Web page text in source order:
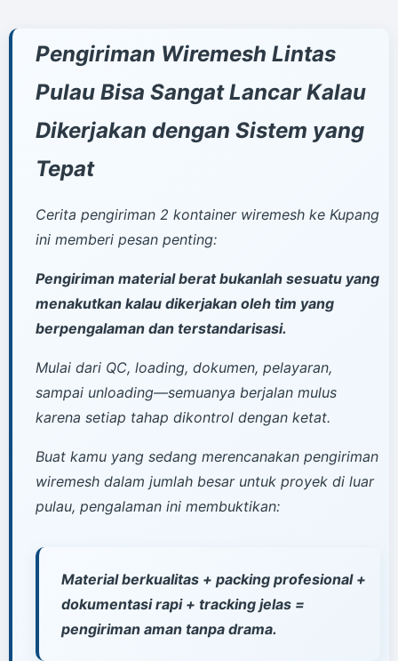
Pengiriman Wiremesh Lintas
Pulau Bisa Sangat Lancar Kalau
Dikerjakan dengan Sistem yang
Tepat
Cerita pengiriman 2 kontainer wiremesh ke Kupang
ini memberi pesan penting:
Pengiriman material berat bukanlah sesuatu yang
menakutkan kalau dikerjakan oleh tim yang
berpengalaman dan terstandarisasi.
Mulai dari QC, loading, dokumen, pelayaran,
sampai unloading—semuanya berjalan mulus
karena setiap tahap dikontrol dengan ketat.
Buat kamu yang sedang merencanakan pengiriman
wiremesh dalam jumlah besar untuk proyek di luar
pulau, pengalaman ini membuktikan:
Material berkualitas + packing profesional +
dokumentasi rapi + tracking jelas =
pengiriman aman tanpa drama.